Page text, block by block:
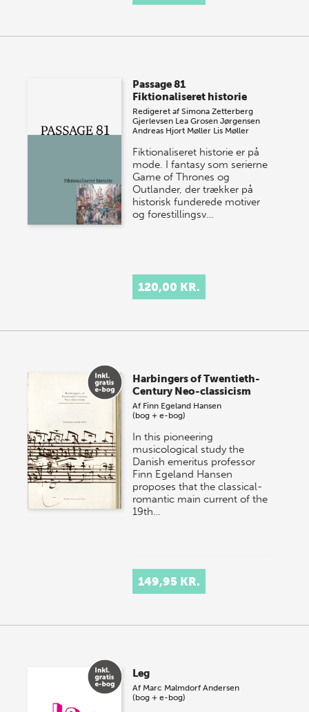
Passage 81
Fiktionaliseret historie
Redigeret afSimona Zetterberg
Gjerlevsen Lea Grosen Jørgensen
Andreas Hjort Møller Lis Møller
Fiktionaliseret historie er på
mode. I fantasy som serierne
Game of Thrones og
Outlander, der trækker på
historisk funderede motiver
og forestillingsv…
120,00 KR.
Harbingers of Twentieth-
Century Neo-classicism
Af Finn Egeland Hansen
(bog + e-bog)
In this pioneering
musicological study the
Danish emeritus professor
Finn Egeland Hansen
proposes that the classical-
romantic main current of the
19th…
149,95 KR.
Leg
Af Marc Malmdorf Andersen
(bog + e-bog)